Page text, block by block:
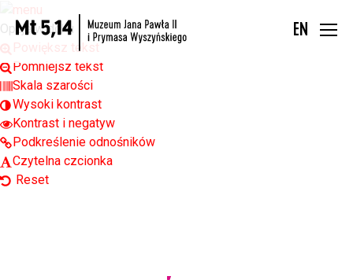
Open toolbar
Opcje widoku
Powiększ tekst
Pomniejsz tekst
Skala szarości
Wysoki kontrast
Kontrast i negatyw
Podkreślenie odnośników
Czytelna czcionka
Reset
EN